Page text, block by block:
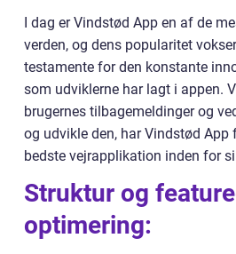
I dag er Vindstød App en af de
verden, og dens popularitet
testamente for den konstante
som udviklerne har lagt i appen.
brugernes tilbagemeldinger og
og udvikle den, har Vindstød App
bedste vejrapplikation inden for
Struktur og
optimering: